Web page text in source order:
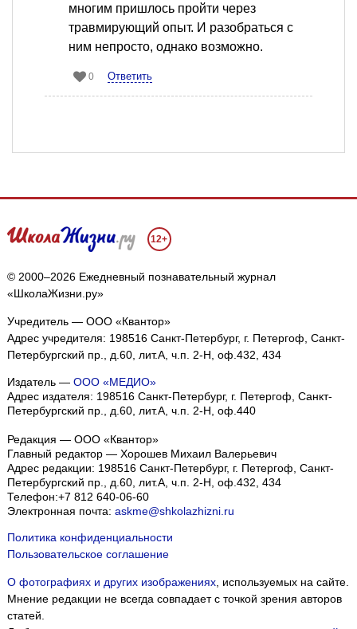
многим пришлось пройти через
травмирующий опыт. И разобраться с
ним непросто, однако возможно.
0 Ответить
12+
© 2000–2026 Ежедневный познавательный журнал
«ШколаЖизни.ру»
Учредитель — ООО «Квантор»
Адрес учредителя: 198516 Санкт-Петербург, г. Петергоф, Санкт-
Петербургский пр., д.60, лит.А, ч.п. 2-Н, оф.432, 434
Издатель — ООО «МЕДИО»
Адрес издателя: 198516 Санкт-Петербург, г. Петергоф, Санкт-
Петербургский пр., д.60, лит.А, ч.п. 2-Н, оф.440
Редакция — ООО «Квантор»
Главный редактор — Хорошев Михаил Валерьевич
Адрес редакции: 198516 Санкт-Петербург, г. Петергоф Санкт-
Петербургский пр., д.60, лит.А, ч.п. 2-Н, оф.432, 434
Телефон:+7 812 640-06-60
Электронная почта: askme@shkolazhizni.ru
Политика конфиденциальности
Пользовательское соглашение
О фотографиях и других изображениях, используемых на сайте.
Мнение редакции не всегда совпадает с точкой зрения авторов
статей.